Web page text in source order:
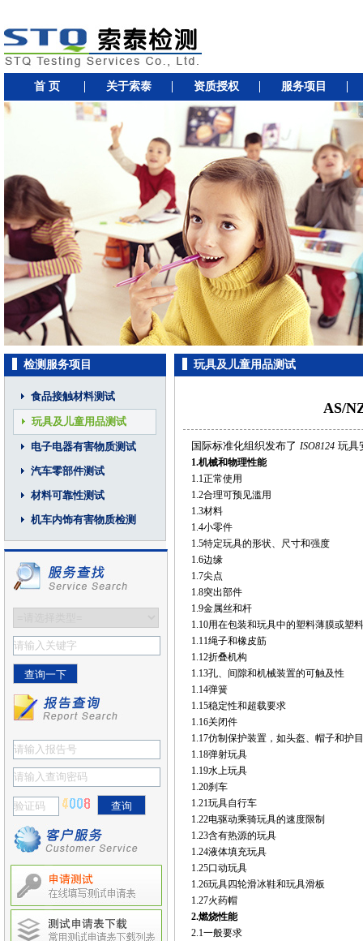
首 页 关于索泰 资质授权 服务项目
检测服务项目
食品接触材料测试
玩具及儿童用品测试
电子电器有害物质测试
汽车零部件测试
材料可靠性测试
机车内饰有害物质检测
玩具及儿童用品测试
AS/
国际标准化组织发布了 ISO8124 玩具
1.机械和物理性能
1.1正常使用
1.2合理可预见滥用
1.3材料
1.4小零件
1.5特定玩具的形状、尺寸和强度
1.6边缘
1.7尖点
1.8突出部件
1.9金属丝和杆
1.10用在包装和玩具中的塑料薄膜或塑
1.11绳子和橡皮筋
1.12折叠机构
1.13孔、间隙和机械装置的可触及性
1.14弹簧
1.15稳定性和超载要求
1.16关闭件
1.17仿制保护装置，如头盔、帽子和护
1.18弹射玩具
1.19水上玩具
1.20刹车
1.21玩具自行车
1.22电驱动乘骑玩具的速度限制
1.23含有热源的玩具
1.24液体填充玩具
1.25口动玩具
1.26玩具四轮滑冰鞋和玩具滑板
1.27火药帽
2.燃烧性能
2.1一般要求